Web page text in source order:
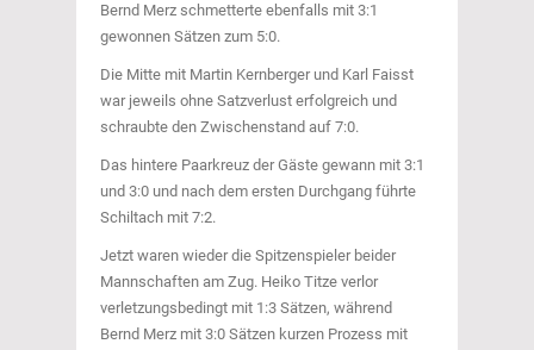
Bernd Merz schmetterte ebenfalls mit 3:1
gewonnen Sätzen zum 5:0.
Die Mitte mit Martin Kernberger und Karl Faisst
war jeweils ohne Satzverlust erfolgreich und
schraubte den Zwischenstand auf 7:0.
Das hintere Paarkreuz der Gäste gewann mit 3:1
und 3:0 und nach dem ersten Durchgang führte
Schiltach mit 7:2.
Jetzt waren wieder die Spitzenspieler beider
Mannschaften am Zug. Heiko Titze verlor
verletzungsbedingt mit 1:3 Sätzen, während
Bernd Merz mit 3:0 Sätzen kurzen Prozess mit